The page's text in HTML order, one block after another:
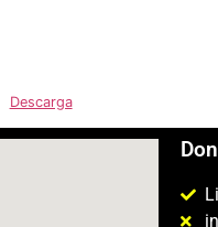
Descarga